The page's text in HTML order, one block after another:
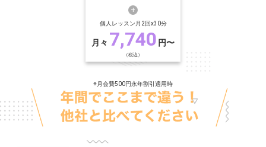
個人レッスン月2回x30分
月々 7,740 円〜
（税込）
※月会費500円永年割引適用時